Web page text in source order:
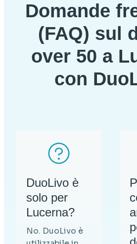
Domande
(FAQ) sul
over 50 a
con
DuoLivo è
solo per
Lucerna?
No. DuoLivo è